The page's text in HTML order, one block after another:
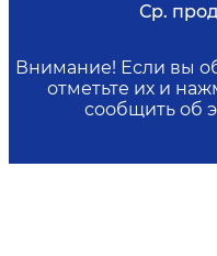
Ср.
Внимание! Если вы
отметьте их и
сообщить об